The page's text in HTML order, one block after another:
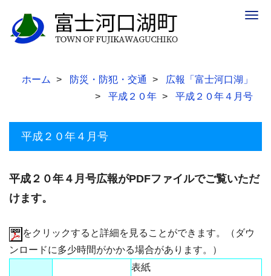
ホーム 防災・防犯・交通
広報「富士河口湖」
平成２０年
平成２０年４月号
平成２０年４月号
平成２０年４月号広報がPDFファイルでご覧いただ
けます。
をクリックすると詳細を見ることができます。（ダウ
ンロードに多少時間がかかる場合があります。）
表紙